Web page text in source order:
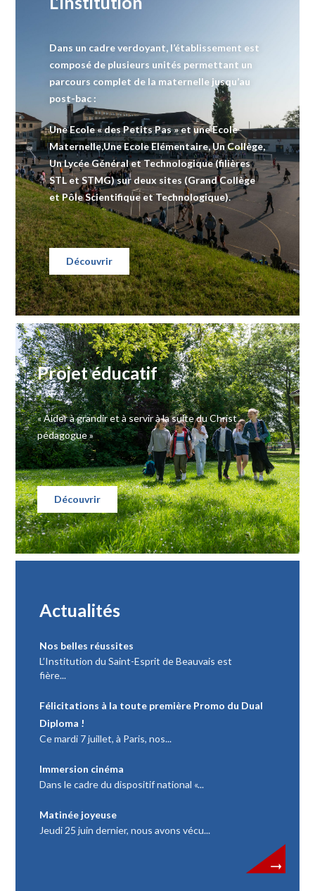
Dans un cadre verdoyant, l’établissement est
composé de plusieurs unités permettant un
parcours complet de la maternelle jusqu’au
post-bac :
Une Ecole « des Petits Pas » et une Ecole
Maternelle,Une Ecole Elémentaire, Un Collège,
Un Lycée Général et Technologique (filières
STL et STMG) sur deux sites (Grand Collège
et Pôle Scientifique et Technologique).
Découvrir
Projet éducatif
« Aider à grandir et à servir à la suite du Christ
pédagogue »
Découvrir
Actualités
Nos belles réussites
L’Institution du Saint-Esprit de Beauvais est
fière...
Félicitations à la toute première Promo du Dual
Diploma !
Ce mardi 7 juillet, à Paris, nos...
Immersion cinéma
Dans le cadre du dispositif national «...
Matinée joyeuse
Jeudi 25 juin dernier, nous avons vécu...